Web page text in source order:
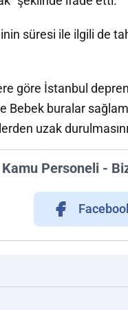
süresi ile ilgili de
göre İstanbul
Bebek buralar
uzak
Kamu Personeli -